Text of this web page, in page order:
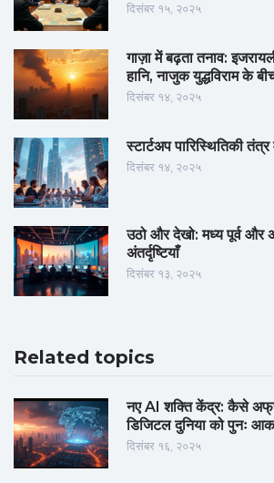
दिसंबर १५, २०२५
गाज़ा में बढ़ता तनाव:
हानि, नाजुक युद्धविराम के
दिसंबर १४, २०२५
स्टार्टअप पारिस्थितिकी
दिसंबर १४, २०२५
उठो और देखो: मध्य पूर्व और
अंतर्दृष्टियाँ
दिसंबर १३, २०२५
Related topics
नए AI शक्ति केंद्र: कैसे
डिजिटल दुनिया को पुनः
दिसंबर १६, २०२५